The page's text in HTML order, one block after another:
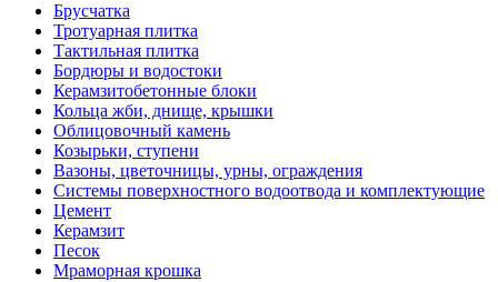
Брусчатка
Тротуарная плитка
Тактильная плитка
Бордюры и водостоки
Керамзитобетонные блоки
Кольца жби, днище, крышки
Облицовочный камень
Козырьки, ступени
Вазоны, цветочницы, урны, ограждения
Системы поверхностного водоотвода и комплектующие
Цемент
Керамзит
Песок
Мраморная крошка